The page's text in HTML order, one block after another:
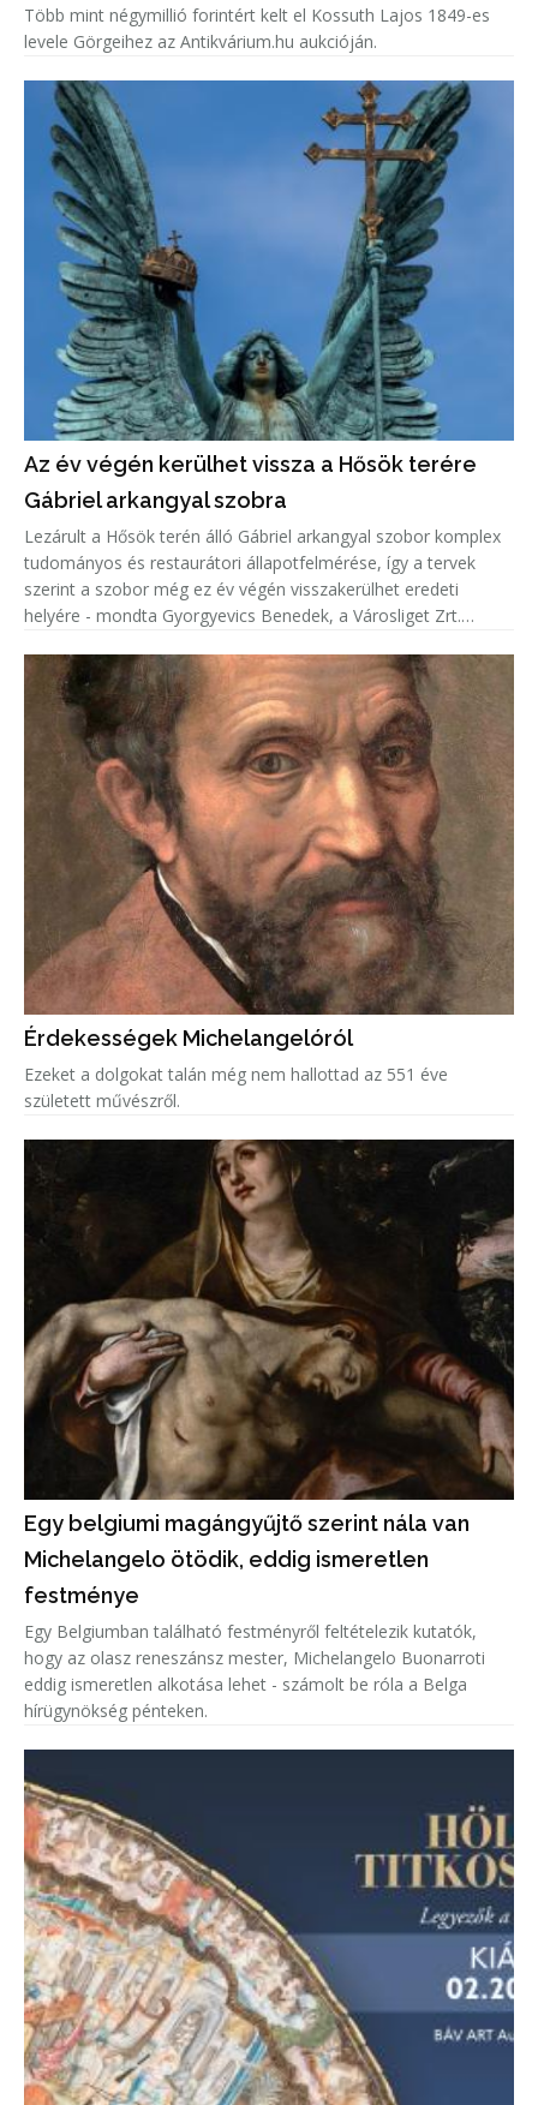
Több mint négymillió forintért kelt el Kossuth Lajos 1849-es
levele Görgeihez az Antikvárium.hu aukcióján.
Az év végén kerülhet vissza a Hősök terére
Gábriel arkangyal szobra
Lezárult a Hősök terén álló Gábriel arkangyal szobor komplex
tudományos és restaurátori állapotfelmérése, így a tervek
szerint a szobor még ez év végén visszakerülhet eredeti
helyére - mondta Gyorgyevics Benedek, a Városliget Zrt.
Érdekességek Michelangelóról
Ezeket a dolgokat talán még nem hallottad az 551 éve
született művészről.
Egy belgiumi magángyűjtő szerint nála van
Michelangelo ötödik, eddig ismeretlen
festménye
Egy Belgiumban található festményről feltételezik kutatók,
hogy az olasz reneszánsz mester, Michelangelo Buonarroti
eddig ismeretlen alkotása lehet - számolt be róla a Belga
hírügynökség pénteken.